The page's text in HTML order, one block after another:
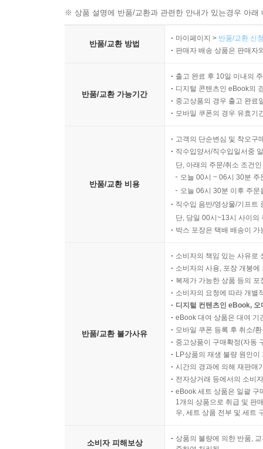
※ 상품 설명에 반품/교환과 관련한 안내가 있는경우 아
반품/교환 방법
마이페이지 > 반품/교환 신
판매자 배송 상품은 판매자
반품/교환 가능기간
출고 완료 후 10일 이내의
디지털 콘텐츠인 eBook의
중고상품의 경우 출고 완료
모바일 쿠폰의 경우 유효기
반품/교환 비용
고객의 단순변심 및 착오구
직수입양서/직수입일서중
단, 아래의 주문/취소 조건
오늘 00시 ~ 06시 30분
오늘 06시 30분 이후 주
직수입 음반/영상물/기프트
단, 당일 00시~13시 사이의
박스 포장은 택배 배송이
반품/교환 불가사유
소비자의 책임 있는 사유로
소비자의 사용, 포장 개봉
복제가 가능한 상품 등의
소비자의 요청에 따라 개별
디지털 컨텐츠인 eBook,
eBook 대여 상품은 대여 기
모바일 쿠폰 등록 후 취소/
중고상품이 구매확정(자동
LP상품의 재생 불량 원인
시간의 경과에 의해 재판매
전자상거래 등에서의 소비
eBook 세트 상품은 일괄 구
1개의 상품으로 취급 및 판
우, 세트 상품 전부 및 세트
소비자 피해보상
상품의 불량에 의한 반품,